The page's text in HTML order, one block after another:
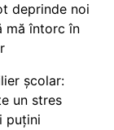
deprinde noi
mă întorc în
școlar:
un stres
puțini